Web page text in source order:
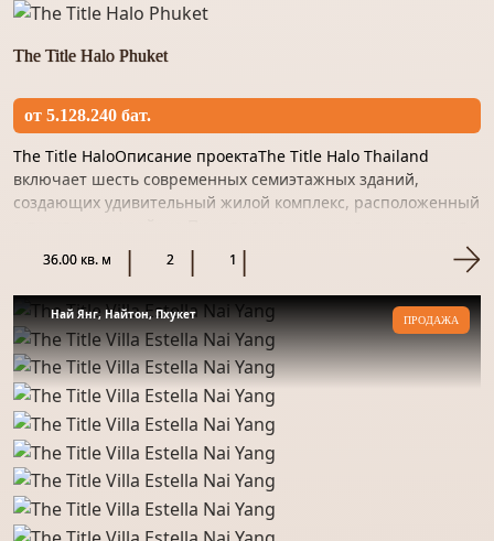
The Title Halo Phuket
от 5.128.240 бат.
The Title HaloОписание проектаThe Title Halo Thailand
включает шесть современных семиэтажных зданий,
создающих удивительный жилой комплекс, расположенный
36.00 кв. м 2 1
Най Янг, Найтон, Пхукет ПРОДАЖА